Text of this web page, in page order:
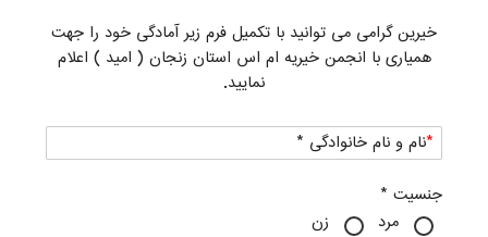
خیرین گرامی می توانید با تکمیل فرم زیر آمادگی خود را جهت
همیاری با انجمن خیریه ام اس استان زنجان ( امید ) اعلام
نمایید.
نام و نام خانوادگی *
جنسیت *
مرد
زن